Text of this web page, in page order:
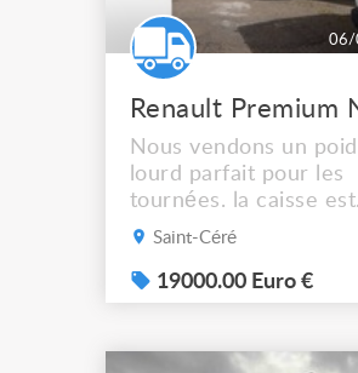
06/
Renault Premium
Nous vendons un
lourd parfait pour les
tournées. la caisse est
rallongé à 12m. il a une
Toujours bien
par un professionnel,
il a deux petit soucis
Saint-Céré
19000.00 Euro €